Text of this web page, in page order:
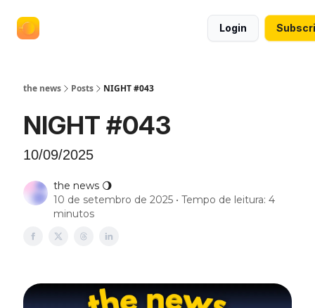
Login
the news Posts NIGHT #043
NIGHT #043
10/09/2025
the news 🌖
10 de setembro de 2025 • Tempo de leitura: 4
minutos